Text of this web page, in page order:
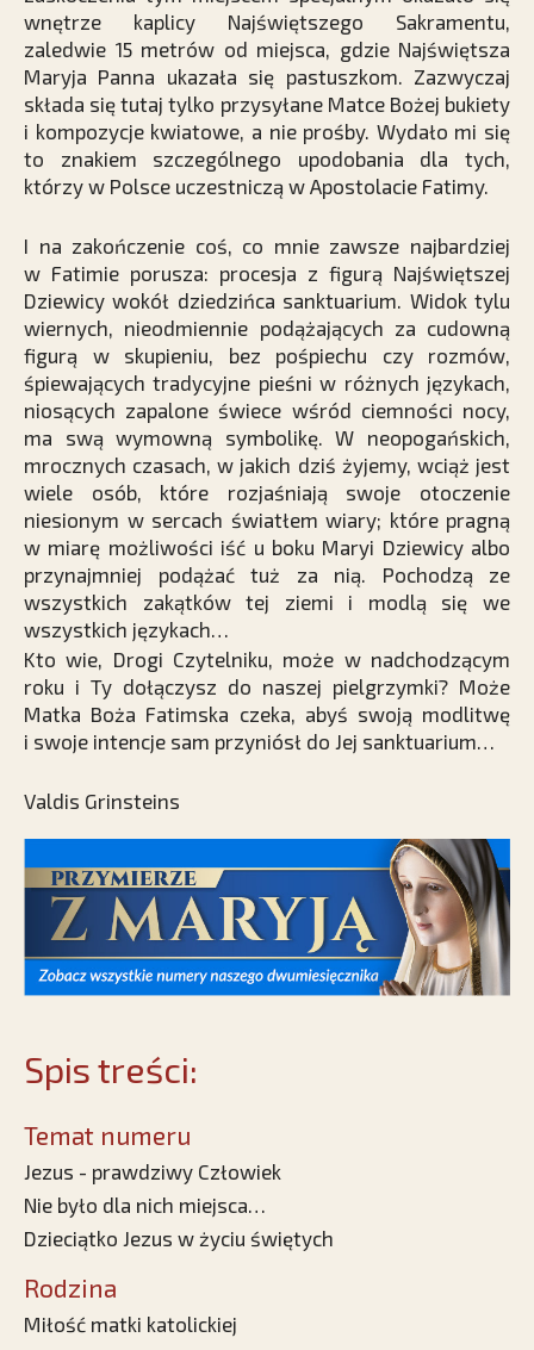
wnętrze kaplicy Najświętszego Sakramentu,
zaledwie 15 metrów od miejsca, gdzie Najświętsza
Maryja Panna ukazała się pastuszkom. Zazwyczaj
składa się tutaj tylko przysyłane Matce Bożej bukiety
i kompozycje kwiatowe, a nie prośby. Wydało mi się
to znakiem szczególnego upodobania dla tych,
którzy w Polsce uczestniczą w Apostolacie Fatimy.
I na zakończenie coś, co mnie zawsze najbardziej
w Fatimie porusza: procesja z figurą Najświętszej
Dziewicy wokół dziedzińca sanktuarium. Widok tylu
wiernych, nieodmiennie podążających za cudowną
figurą w skupieniu, bez pośpiechu czy rozmów,
śpiewających tradycyjne pieśni w różnych językach,
niosących zapalone świece wśród ciemności nocy,
ma swą wymowną symbolikę. W neopogańskich,
mrocznych czasach, w jakich dziś żyjemy, wciąż jest
wiele osób, które rozjaśniają swoje otoczenie
niesionym w sercach światłem wiary; które pragną
w miarę możliwości iść u boku Maryi Dziewicy albo
przynajmniej podążać tuż za nią. Pochodzą ze
wszystkich zakątków tej ziemi i modlą się we
wszystkich językach…
Kto wie, Drogi Czytelniku, może w nadchodzącym
roku i Ty dołączysz do naszej pielgrzymki? Może
Matka Boża Fatimska czeka, abyś swoją modlitwę
i swoje intencje sam przyniósł do Jej sanktuarium…
Valdis Grinsteins
Spis treści:
Temat numeru
Jezus - prawdziwy Człowiek
Nie było dla nich miejsca…
Dzieciątko Jezus w życiu świętych
Rodzina
Miłość matki katolickiej